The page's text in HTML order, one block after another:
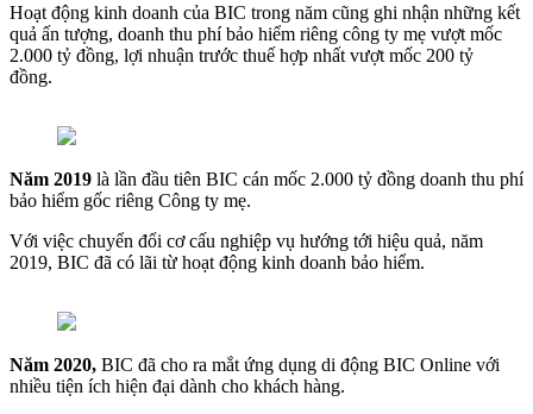
Hoạt động kinh doanh của BIC trong năm cũng ghi nhận những kết
quả ấn tượng, doanh thu phí bảo hiểm riêng công ty mẹ vượt mốc
2.000 tỷ đồng, lợi nhuận trước thuế hợp nhất vượt mốc 200 tỷ
đồng.
Năm 2019 là lần đầu tiên BIC cán mốc 2.000 tỷ đồng doanh thu phí
bảo hiểm gốc riêng Công ty mẹ.
Với việc chuyển đổi cơ cấu nghiệp vụ hướng tới hiệu quả, năm
2019, BIC đã có lãi từ hoạt động kinh doanh bảo hiểm.
Năm 2020, BIC đã cho ra mắt ứng dụng di động BIC Online với
nhiều tiện ích hiện đại dành cho khách hàng.